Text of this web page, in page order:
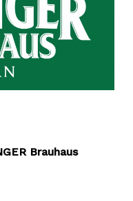
Brauhaus